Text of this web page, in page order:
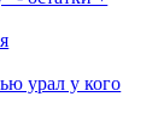
урал у кого